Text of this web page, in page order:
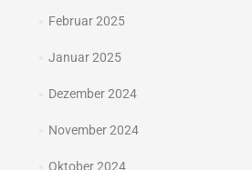
Februar 2025
Januar 2025
Dezember 2024
November 2024
Oktober 2024